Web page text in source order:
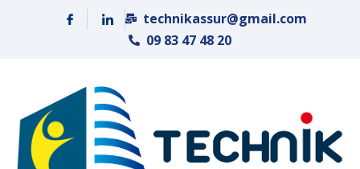
Panneau de gestion des cookiestechnikassur@gmail.com
09 83 47 48 20